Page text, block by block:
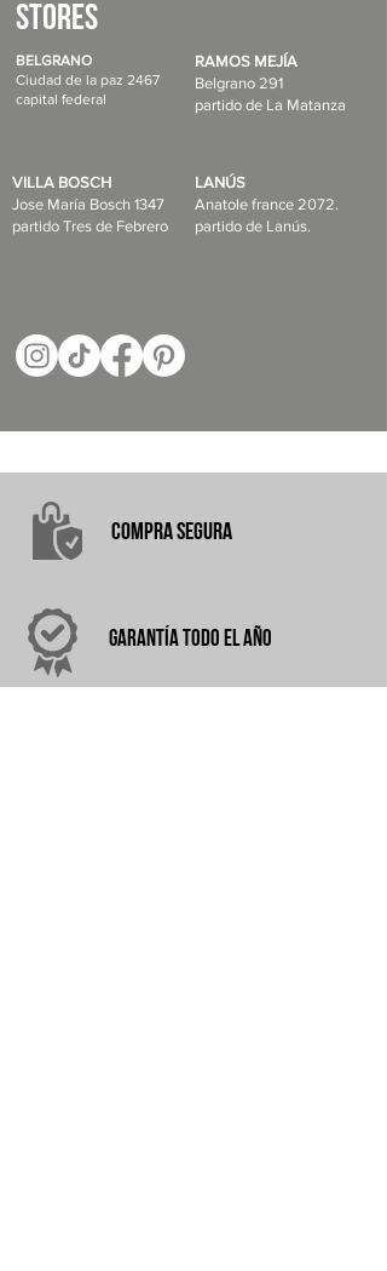
STORES
BELGRANO
Ciudad de la paz 2467
capital federal
RAMOS MEJÍA
Belgrano 291
partido de La Matanza
VILLA BOSCH
Jose María Bosch 1347
partido Tres de Febrero
LANÚS
Anatole france 2072.
partido de Lanús.
COMPRASEGURA
garantÍA TODO EL AÑO